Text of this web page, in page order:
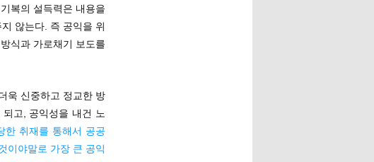
복의 설득력은 내용을
않는다. 즉 공익을 위
식과 가로채기 보도를
욱 신중하고 정교한 방
고, 공익성을 내건 노
한 취재를 통해서 공공
이야말로 가장 큰 공익